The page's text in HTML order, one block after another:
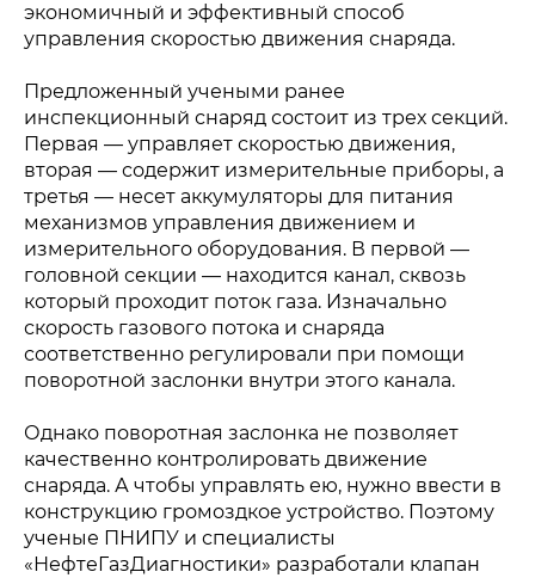
экономичный и эффективный способ
управления скоростью движения снаряда.
Предложенный учеными ранее
инспекционный снаряд состоит из трех секций.
Первая — управляет скоростью движения,
вторая — содержит измерительные приборы, а
третья — несет аккумуляторы для питания
механизмов управления движением и
измерительного оборудования. В первой —
головной секции — находится канал, сквозь
который проходит поток газа. Изначально
скорость газового потока и снаряда
соответственно регулировали при помощи
поворотной заслонки внутри этого канала.
Однако поворотная заслонка не позволяет
качественно контролировать движение
снаряда. А чтобы управлять ею, нужно ввести в
конструкцию громоздкое устройство. Поэтому
ученые ПНИПУ и специалисты
«НефтеГазДиагностики» разработали клапан